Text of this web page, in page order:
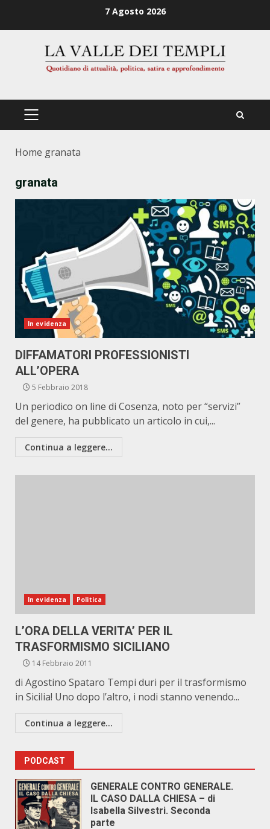
7 Agosto 2026
PRIMÄRES
Home granata
granata
In evidenza
DIFFAMATORI PROFESSIONISTI
ALL’OPERA
5 Febbraio 2018
Un periodico on line di Cosenza, noto per “servizi”
del genere, ha pubblicato un articolo in cui,...
Continua a leggere...
In evidenza Politica
L’ORA DELLA VERITA’ PER IL
TRASFORMISMO SICILIANO
14 Febbraio 2011
di Agostino Spataro Tempi duri per il trasformismo
in Sicilia! Uno dopo l’altro, i nodi stanno venendo...
Continua a leggere...
PODCAST
GENERALE CONTRO GENERALE.
IL CASO DALLA CHIESA – di
Isabella Silvestri. Seconda
parte